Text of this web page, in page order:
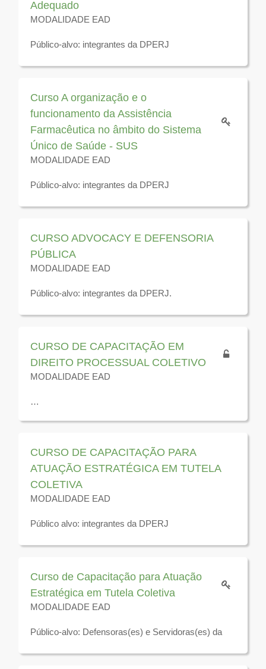
Adequado
MODALIDADE EAD
Público-alvo: integrantes da DPERJ
Disponível para visualização até 31 de dezembro de
Curso A organização e o
funcionamento da Assistência
Farmacêutica no âmbito do Sistema
Único de Saúde - SUS
MODALIDADE EAD
Público-alvo: integrantes da DPERJ
Disponível para visualização até 31 de dezembro de
CURSO ADVOCACY E DEFENSORIA
PÚBLICA
MODALIDADE EAD
Público-alvo: integrantes da DPERJ.
Disponível para visualização até 31 de dezembro de
CURSO DE CAPACITAÇÃO EM
DIREITO PROCESSUAL COLETIVO
MODALIDADE EAD
Rio de Janeiro.
Disponível para visualização até 31 de dezembro de
2026
CURSO DE CAPACITAÇÃO PARA
ATUAÇÃO ESTRATÉGICA EM TUTELA
COLETIVA
MODALIDADE EAD
Público alvo: integrantes da DPERJ
Disponível para visualização até 31 de dezembro de
Curso de Capacitação para Atuação
Estratégica em Tutela Coletiva
MODALIDADE EAD
Público-alvo: Defensoras(es) e Servidoras(es) da